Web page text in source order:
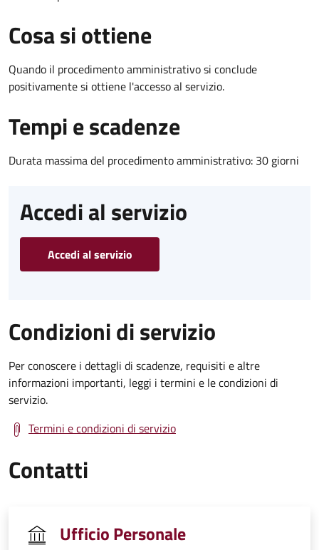
Cosa si ottiene
Quando il procedimento amministrativo si conclude
positivamente si ottiene l'accesso al servizio.
Tempi e scadenze
Durata massima del procedimento amministrativo: 30 giorni
Accedi al servizio
Accedi al servizio
Condizioni di servizio
Per conoscere i dettagli di scadenze, requisiti e altre
informazioni importanti, leggi i termini e le condizioni di
servizio.
Termini e condizioni di servizio
Contatti
Ufficio Personale